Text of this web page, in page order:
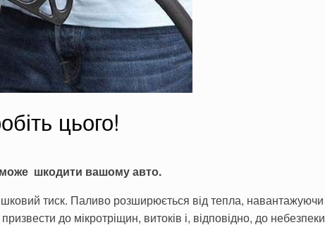
цього!
може шкодити вашому авто.
тиск. Паливо розширюється від тепла, навантажуючи
до мікротріщин, витоків і, відповідно, до небезпеки